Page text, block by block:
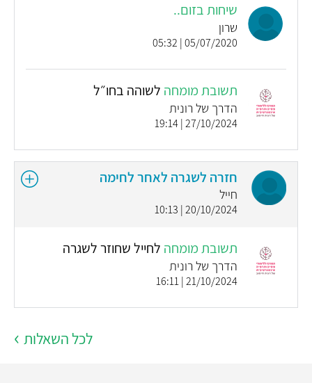
שיחות בזום..
שרון
05/07/2020 | 05:32
תשובת מומחה לשוהה בחו״ל
הדרך של רונית
27/10/2024 | 19:14
חזרה לשגרה לאחר לחימה
חייל
20/10/2024 | 10:13
תשובת מומחה לחייל שחוזר לשגרה
הדרך של רונית
21/10/2024 | 16:11
לכל השאלות